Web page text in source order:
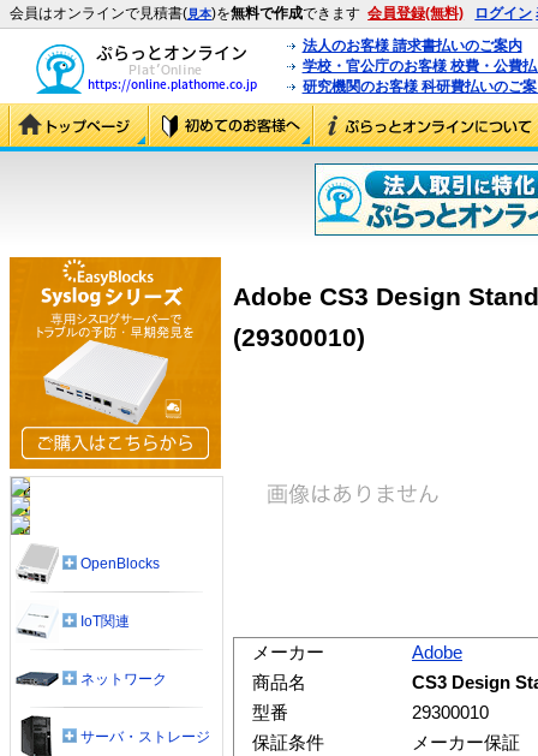
会員はオンラインで見積書(見本)を無料で作成できます 会員登録(無料) ログイン
法人のお客様 請求書払いのご案内
学校・官公庁のお客様 校費・公費
研究機関のお客様 科研費払いのご
Adobe CS3 Design
(29300010)
メーカー
Adobe
商品名
CS3 Design
型番
29300010
保証条件
メーカー保証
OpenBlocks
IoT関連
ネットワーク
サーバ・ストレージ